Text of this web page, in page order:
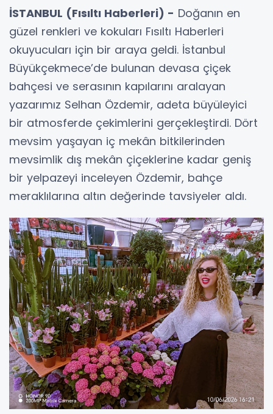
İSTANBUL (Fısıltı Haberleri) - Doğanın en
güzel renkleri ve kokuları Fısıltı Haberleri
okuyucuları için bir araya geldi. İstanbul
Büyükçekmece’de bulunan devasa çiçek
bahçesi ve serasının kapılarını aralayan
yazarımız Selhan Özdemir, adeta büyüleyici
bir atmosferde çekimlerini gerçekleştirdi. Dört
mevsim yaşayan iç mekân bitkilerinden
mevsimlik dış mekân çiçeklerine kadar geniş
bir yelpazeyi inceleyen Özdemir, bahçe
meraklılarına altın değerinde tavsiyeler aldı.